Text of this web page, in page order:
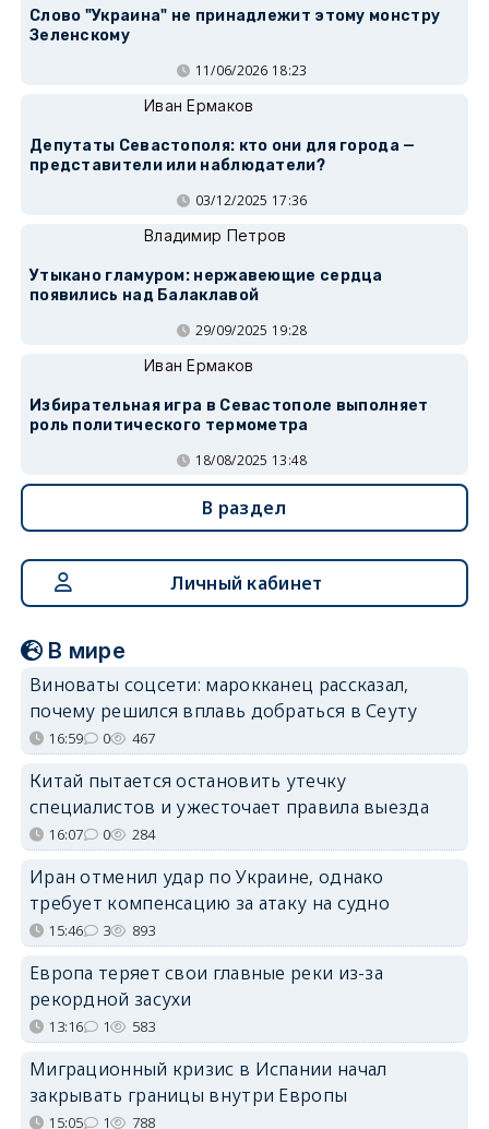
Слово "Украина" не принадлежит этому монстру
Зеленскому
11/06/2026 18:23
Иван Ермаков
Депутаты Севастополя: кто они для города —
представители или наблюдатели?
03/12/2025 17:36
Владимир Петров
Утыкано гламуром: нержавеющие сердца
появились над Балаклавой
29/09/2025 19:28
Иван Ермаков
Избирательная игра в Севастополе выполняет
роль политического термометра
18/08/2025 13:48
В раздел
Личный кабинет
В мире
Виноваты соцсети: марокканец рассказал,
почему решился вплавь добраться в Сеуту
16:59 0 467
Китай пытается остановить утечку
специалистов и ужесточает правила выезда
16:07 0 284
Иран отменил удар по Украине, однако
требует компенсацию за атаку на судно
15:46 3 893
Европа теряет свои главные реки из-за
рекордной засухи
13:16 1 583
Миграционный кризис в Испании начал
закрывать границы внутри Европы
15:05 1 788